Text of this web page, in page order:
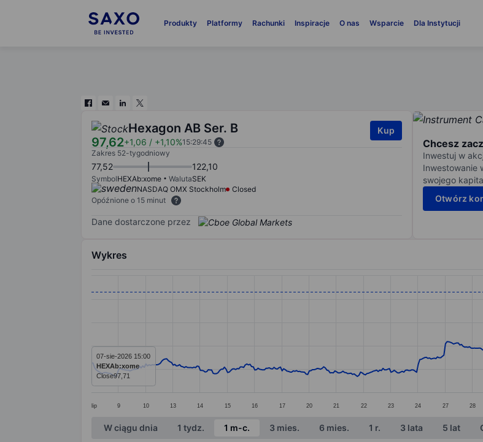
Produkty Platformy Rachunki Inspiracje O nas Wsparcie Dla Instytucji
Hexagon AB Ser. B
97,62+1,06 / +1,10%15:29:45
Kup
Zakres 52-tygodniowy
77,52 122,10
SymbolHEXAb:xome WalutaSEK
NASDAQ OMX Stockholm
Closed
Opóźnione o 15 minut
Dane dostarczone przez
Chcesz
Inwestuj w
Inwestowanie
swojego
Otwórz
Wykres
lip 9 10 13 14 15 16 17 20 21 22 23 24 27 28
07-sie-2026 15:00
HEXAb:xome
Close97,71
End of interactive chart.
W ciągu dnia 1 tydz. 1 m-c. 3 mies. 6 mies. 1 r. 3 lata 5 lat